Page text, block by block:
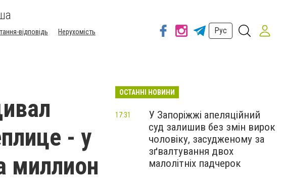
відповідь
Нерухомість
Рус
- у
миллион
ОСТАННІ НОВИНИ
У Запоріжжі апеляційний
суд залишив без змін вирок
чоловіку, засудженому за
зґвалтування двох
малолітніх падчерок
17:31